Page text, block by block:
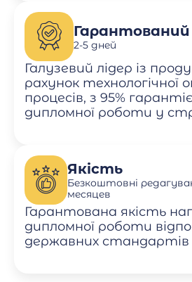
2-5 дней
Галузевий лідер із
рахунок технологічної
процесів, з 95%
дипломної роботи у
Якість
Безкоштовні
месяцев
Гарантована якість
дипломної роботи
державних стандартів